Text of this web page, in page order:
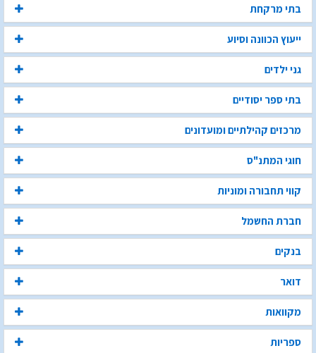
בתי מרקחת
ייעוץ הכוונה וסיוע
גני ילדים
בתי ספר יסודיים
מרכזים קהילתיים ומועדונים
חוגי המתנ"ס
קווי תחבורה ומוניות
חברת החשמל
בנקים
דואר
מקוואות
ספריות